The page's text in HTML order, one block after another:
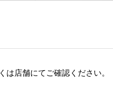
店舗にてご確認ください。